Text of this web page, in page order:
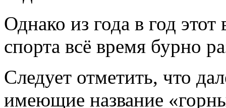
Однако из года в год
спорта всё время бурно
Следует отметить, что
имеющие название